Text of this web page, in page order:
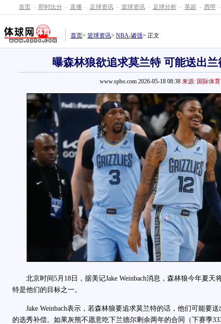
首页 - 即时比分 - 直播 - 足球资讯 - 篮球资讯 - 足球分析 - 英超 - 西甲 -
首页> 篮球资讯> NBA-诸强> 正文
曝森林狼欲追求莫兰特 可能送出
www.spbo.com 2026-05-18 08:38 来源: 国际体育
北京时间5月18日，据美记Jake Weinbach消息，森林狼今年夏天
特是他们的目标之一。
Jake Weinbach表示，若森林狼要追求莫兰特的话，他们可能要送
的选秀补偿。如果灰熊不愿意吃下兰德尔剩余两年的合同（下赛季